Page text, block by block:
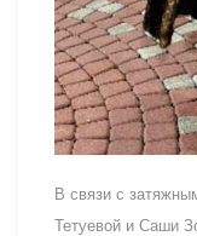
В связи с
Тетуевой и Саши